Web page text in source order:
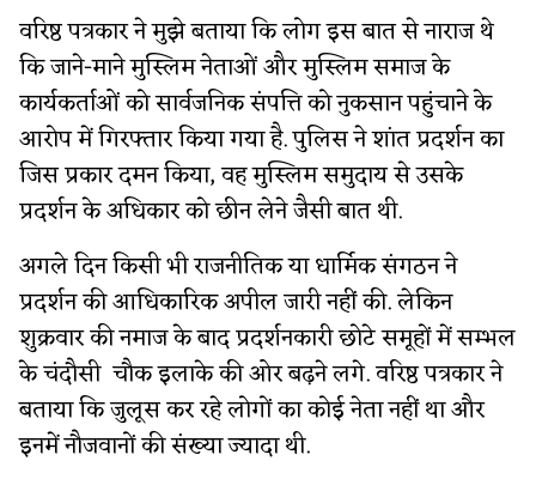
वरिष्ठ पत्रकार ने मुझे बताया कि लोग इस बात से नाराज थे
कि जाने-माने मुस्लिम नेताओं और मुस्लिम समाज के
कार्यकर्ताओं को सार्वजनिक संपत्ति को नुकसान पहुंचाने के
आरोप में गिरफ्तार किया गया है. पुलिस ने शांत प्रदर्शन का
जिस प्रकार दमन किया, वह मुस्लिम समुदाय से उसके
प्रदर्शन के अधिकार को छीन लेने जैसी बात थी.
अगले दिन किसी भी राजनीतिक या धार्मिक संगठन ने
प्रदर्शन की आधिकारिक अपील जारी नहीं की. लेकिन
शुक्रवार की नमाज के बाद प्रदर्शनकारी छोटे समूहों में सम्भल
के चंदौसी चौक इलाके की ओर बढ़ने लगे. वरिष्ठ पत्रकार ने
बताया कि जुलूस कर रहे लोगों का कोई नेता नहीं था और
इनमें नौजवानों की संख्या ज्यादा थी.